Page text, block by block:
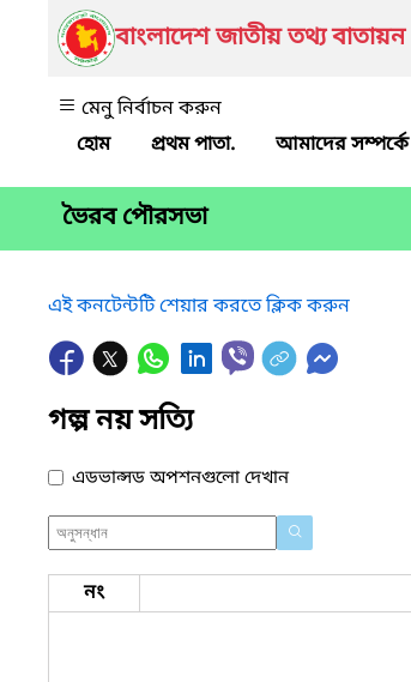
বাংলাদেশ জাতীয় তথ্য বাতায়ন
মেনু নির্বাচন করুন
প্রথম পাতা.
আমাদের সম্পর্কে
ভৈরব পৌরসভা
এই কনটেন্টটি শেয়ার করতে ক্লিক করুন
গল্প নয় সত্যি
এডভান্সড অপশনগুলো দেখান
নং